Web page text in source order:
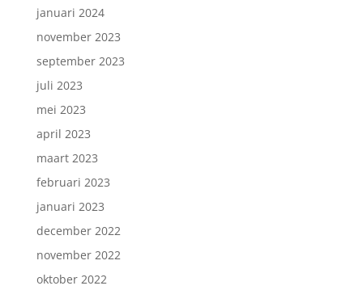
januari 2024
november 2023
september 2023
juli 2023
mei 2023
april 2023
maart 2023
februari 2023
januari 2023
december 2022
november 2022
oktober 2022
Inschrijven nieuwsbrief.